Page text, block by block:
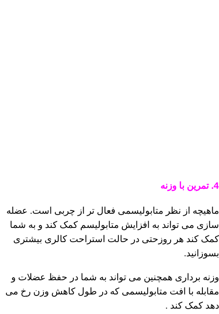
4. تمرین با وزنه
ماهیچه از نظر متابولیسمی فعال تر از چربی است. عضله
سازی می تواند به افزایش متابولیسم کمک کند و به شما
کمک کند هر روز حتی در حالت استراحت کالری بیشتری
بسوزانید.
وزنه برداری همچنین می تواند به شما در حفظ عضلات و
مقابله با افت متابولیسمی که در طول کاهش وزن رخ می
دهد کمک کند .